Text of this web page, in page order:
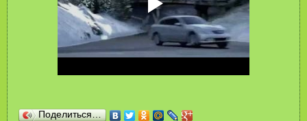
Поделиться…